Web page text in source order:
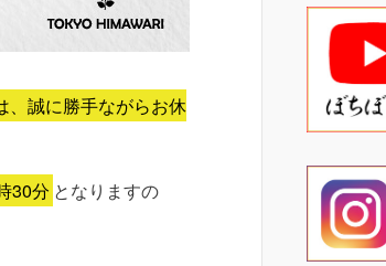
、誠に勝手ながらお休
30分 となりますの